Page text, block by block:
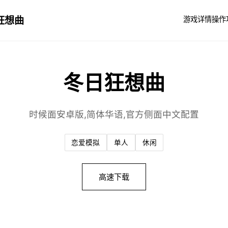
想曲 游戏详情操作
冬日狂想曲
时候面安卓版,简体华语,官方侧面中文配置
恋爱模拟 单人 休闲
高速下载